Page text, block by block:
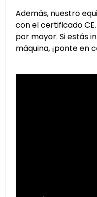
Además, nuestro
con el certificado
por mayor. Si estás
máquina, ¡ponte en